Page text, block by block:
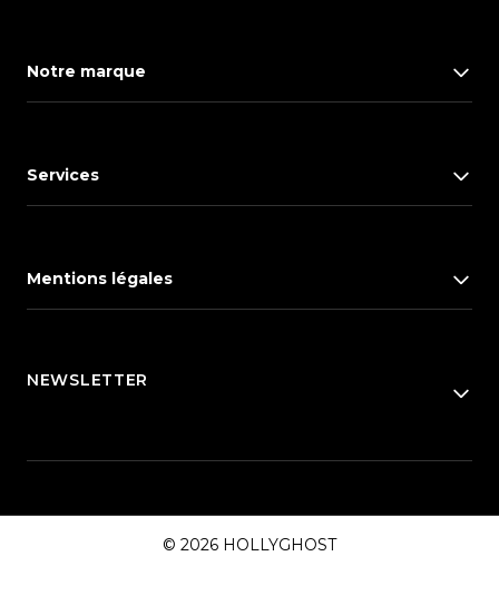
Notre marque
Services
Mentions légales
NEWSLETTER
© 2026 HOLLYGHOST